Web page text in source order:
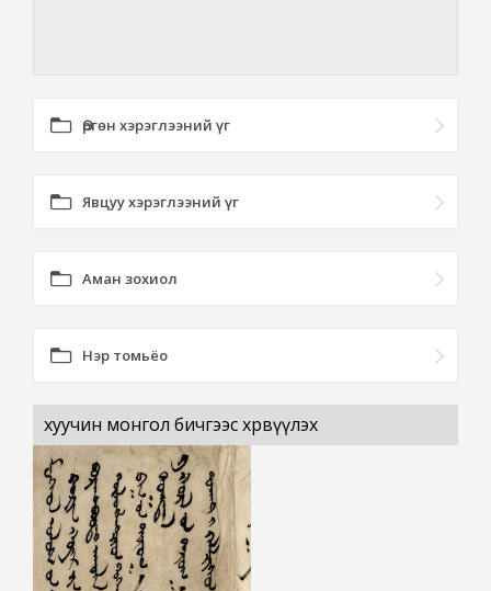
Өргөн хэрэглээний үг
Явцуу хэрэглээний үг
Аман зохиол
Нэр томьёо
хуучин монгол бичгээс хөрвүүлэх